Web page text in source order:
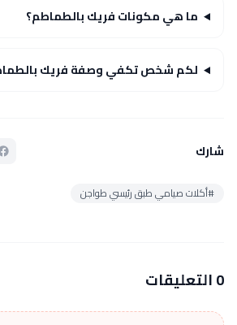
ما هي مكونات فريك بالطماطم؟
لكم شخص تكفي وصفة فريك
شارك
#أكلات صيامي طبق رئيسي طواجن
0 التعليقات